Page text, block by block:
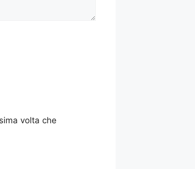
volta che